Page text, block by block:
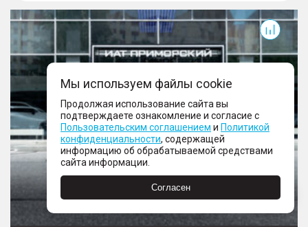
Еще 21 фото
J6
Мы используем файлы cookie
Продолжая использование сайта вы
подтверждаете ознакомление и согласие с
Пользовательским соглашением и Политикой
конфиденциальности, содержащей
информацию об обрабатываемой средствами
сайта информации.
Согласен